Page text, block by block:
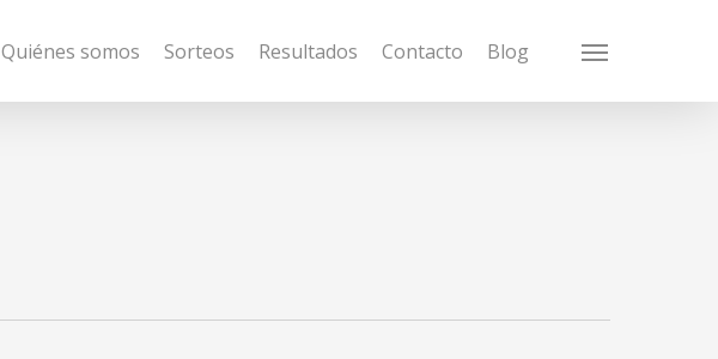
Quiénes somos Sorteos Resultados Contacto Blog Menu